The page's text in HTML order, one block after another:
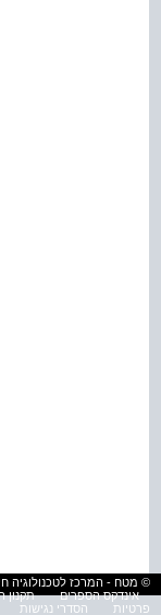
© מטח - המרכז לטכנולוגיה
אינדקס הספרים
תקנון
פרטיות
הסדרי נגישות